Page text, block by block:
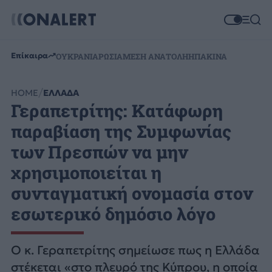
Επίκαιρα ΟΥΚΡΑΝΙΑΡΩΣΙΑΜΕΣΗ ΑΝΑΤΟΛΗΗΠΑΚΙΝΑ
HOME ΕΛΛΑΔΑ
Γεραπετρίτης: Κατάφωρη
παραβίαση της Συμφωνίας
των Πρεσπών να μην
χρησιμοποιείται η
συνταγματική ονομασία στον
εσωτερικό δημόσιο λόγο
Ο κ. Γεραπετρίτης σημείωσε πως η Ελλάδα
στέκεται «στο πλευρό της Κύπρου, η οποία